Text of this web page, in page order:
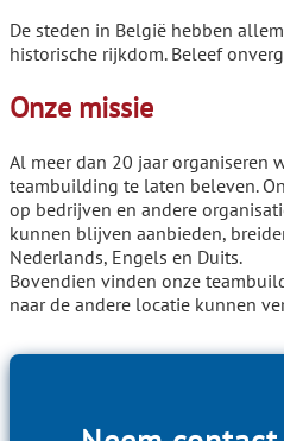
De steden in België hebben
historische rijkdom. Beleef
Onze missie
Al meer dan 20 jaar organiseren
teambuilding te laten beleven.
op bedrijven en andere
kunnen blijven aanbieden,
Nederlands, Engels en Duits.
Bovendien vinden onze
naar de andere locatie kunnen